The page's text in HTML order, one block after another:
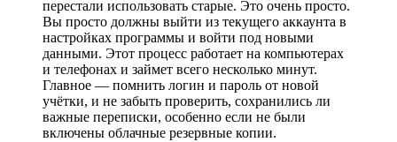
перестали использовать старые. Это очень просто.
Вы просто должны выйти из текущего аккаунта в
настройках программы и войти под новыми
данными. Этот процесс работает на компьютерах
и телефонах и займет всего несколько минут.
Главное — помнить логин и пароль от новой
учётки, и не забыть проверить, сохранились ли
важные переписки, особенно если не были
включены облачные резервные копии.